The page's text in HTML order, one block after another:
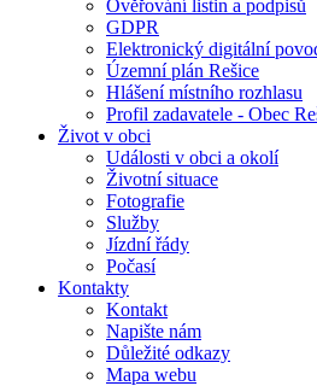
Ověřování listin a podpisů
GDPR
Elektronický digitální
Územní plán Rešice
Hlášení místního rozhlasu
Profil zadavatele - Obec
Život v obci
Události v obci a okolí
Životní situace
Fotografie
Služby
Jízdní řády
Počasí
Kontakty
Kontakt
Napište nám
Důležité odkazy
Mapa webu